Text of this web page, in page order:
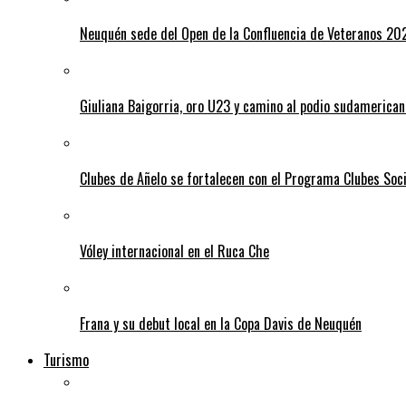
Neuquén sede del Open de la Confluencia de Veteranos
Giuliana Baigorria, oro U23 y camino al podio
Clubes de Añelo se fortalecen con el Programa Clubes
Vóley internacional en el Ruca Che
Frana y su debut local en la Copa Davis de Neuquén
Turismo